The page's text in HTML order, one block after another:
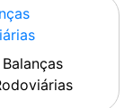
Balanças